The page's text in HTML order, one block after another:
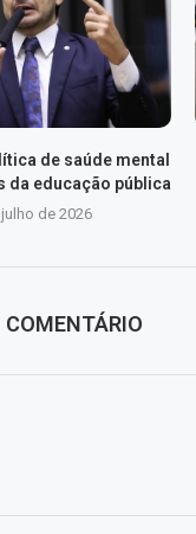
de saúde mental
da educação pública
de 2026
COMENTÁRIO